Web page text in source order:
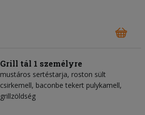
Grill tál 1 személyre
mustáros sertéstarja, roston sült
csirkemell, baconbe tekert pulykamell,
grillzöldség